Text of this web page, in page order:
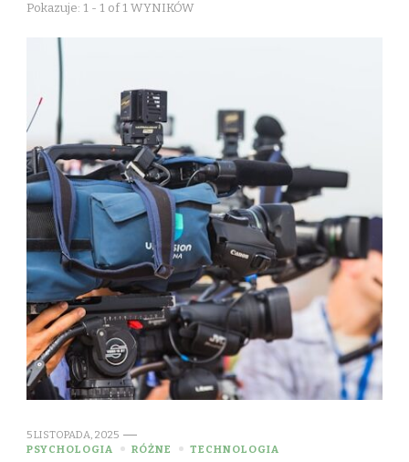
Pokazuje: 1 - 1 of 1 WYNIKÓW
5 LISTOPADA, 2025
PSYCHOLOGIA
RÓŻNE TECHNOLOGIA